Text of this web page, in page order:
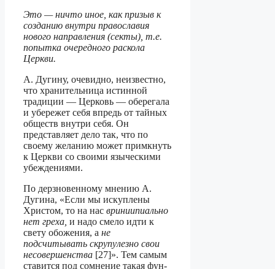
Это — ничто иное, как призыв к
созданию внутри православия
нового направления (секты), т.е.
попытка очередного раскола
Церкви.
А. Дугину, очевидно, неизвестно,
что хранительница истинной
традиции — Церковь — оберегала
и убережет себя впредь от тайных
обществ внутри себя. Он
представляет дело так, что по
своему желанию может примкнуть
к Церкви со своими языческими
убеждениями.
По дерзновенному мнению А.
Дугина, «Если мы искуплены
Христом, то на нас вриниипиально
нет греха, и надо смело идти к
свету обожения, а не
подсчитывать скрупулезно свои
несовершенства [27]». Тем самым
ставится под сомнение такая фун­